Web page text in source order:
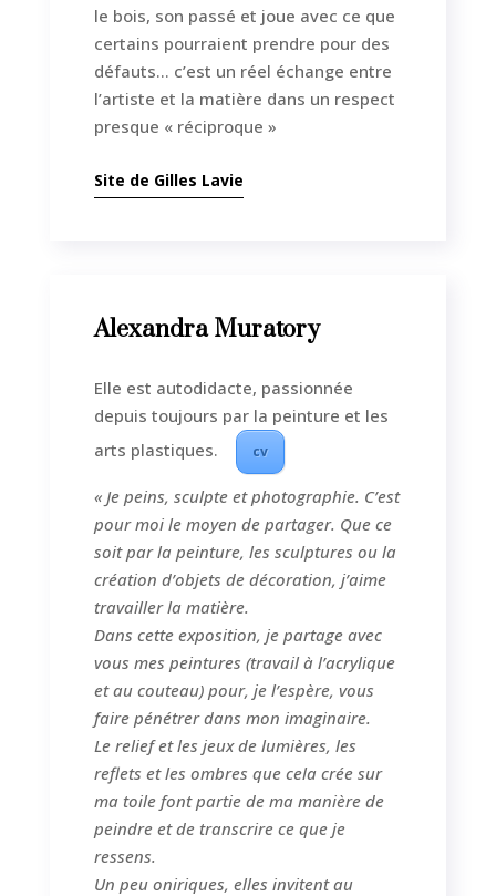
le bois, son passé et joue avec ce que
certains pourraient prendre pour des
défauts… c’est un réel échange entre
l’artiste et la matière dans un respect
presque « réciproque »
Site de Gilles Lavie
Alexandra Muratory
Elle est autodidacte, passionnée
depuis toujours par la peinture et les
arts plastiques.
cv
« Je peins, sculpte et photographie. C’est
pour moi le moyen de partager. Que ce
soit par la peinture, les sculptures ou la
création d’objets de décoration, j’aime
travailler la matière.
Dans cette exposition, je partage avec
vous mes peintures (travail à l’acrylique
et au couteau) pour, je l’espère, vous
faire pénétrer dans mon imaginaire.
Le relief et les jeux de lumières, les
reflets et les ombres que cela crée sur
ma toile font partie de ma manière de
peindre et de transcrire ce que je
ressens.
Un peu oniriques, elles invitent au